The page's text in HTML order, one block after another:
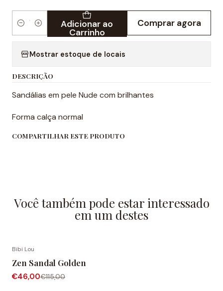
Quantidade Adicionar ao
Carrinho
Comprar agora
Mostrar estoque de locais
DESCRIÇÃO
Sandálias em pele Nude com brilhantes
Forma calça normal
COMPARTILHAR ESTE PRODUTO
Você também pode estar interessado
em um destes
Bibi Lou
Zen Sandal Golden
€46,00€115,00